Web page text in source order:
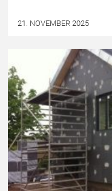
21. NOVEMBER 2025